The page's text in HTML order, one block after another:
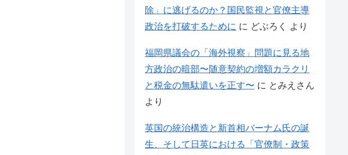
除」に逃げるのか？国民監視と官僚主導
政治を打破するために に どぶろく より
福岡県議会の「海外視察」問題に見る地
方政治の暗部〜随意契約の増額カラクリ
と税金の無駄遣いを正す〜 に とみえさん
より
英国の統治構造と新首相バーナム氏の誕
生、そして日英における「官僚制・政策